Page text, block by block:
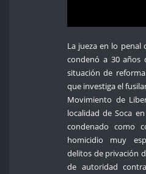
La jueza en lo penal
condenó a 30 años
situación de
que investiga el
Movimiento de
localidad de Soca
condenado como
homicidio muy
delitos de privación
de autoridad